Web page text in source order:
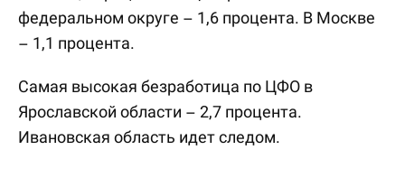
федеральном округе – 1,6 процента. В Москве
– 1,1 процента.
Самая высокая безработица по ЦФО в
Ярославской области – 2,7 процента.
Ивановская область идет следом.